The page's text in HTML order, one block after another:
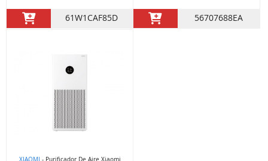
61W1CAF85D 56707688EA
XIAOMI - Purificador De Aire Xiaomi